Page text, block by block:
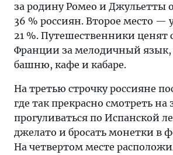
за родину Ромео и Джульетты
36 % россиян. Второе место —
21 %. Путешественники ценят
Франции за мелодичный язык,
башню, кафе и кабаре.
На третью строчку россияне
где так прекрасно смотреть на
прогуливаться по Испанской
джелато и бросать монетки в
На четвертом месте